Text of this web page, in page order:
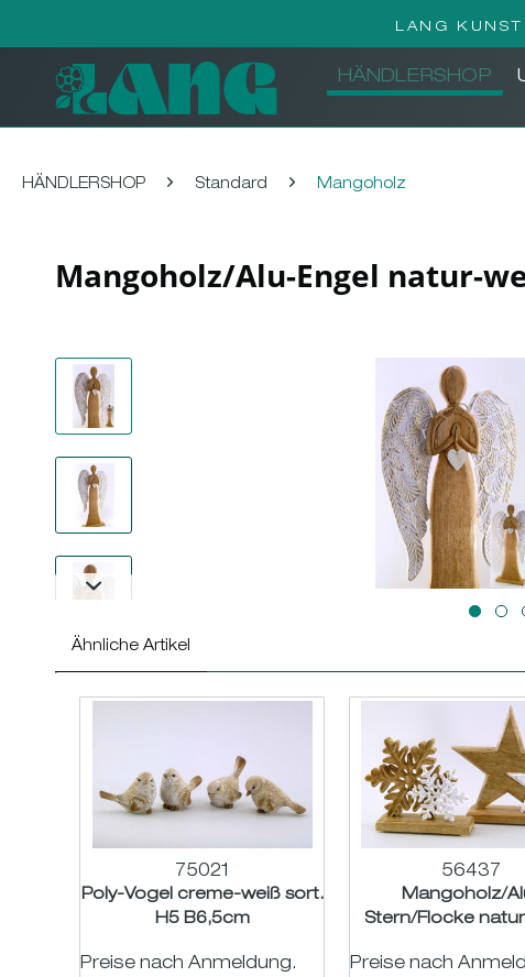
LANG
HÄNDLERSHOP
HÄNDLERSHOP Standard Mangoholz
Mangoholz/Alu-Engel natur-
Ähnliche Artikel
75021
Poly-Vogel creme-weiß sort.
H5 B6,5cm
Preise nach Anmeldung.
56437
Mangoholz/
Stern/Flocke
Preise nach